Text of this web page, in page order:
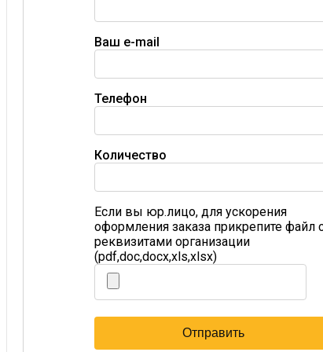
Ваш e-mail
Телефон
Количество
Если вы юр.лицо, для ускорения
оформления заказа прикрепите файл
реквизитами организации
(pdf,doc,docx,xls,xlsx)